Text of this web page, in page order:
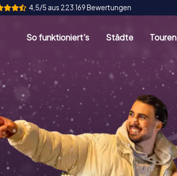
4,5/5 aus 223.169 Bewertungen
So funktioniert's Städte Touren